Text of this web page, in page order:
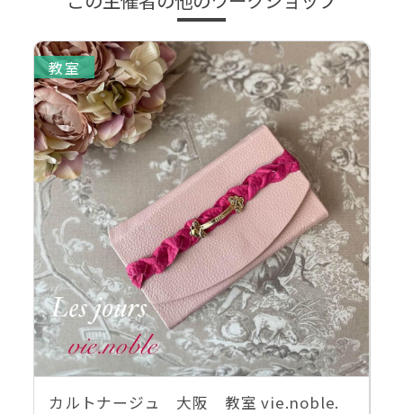
教室
カルトナージュ 大阪 教室 vie.noble.